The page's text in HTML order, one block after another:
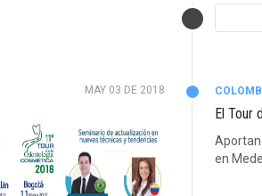
MAY 03 DE 2018
El Tour
en